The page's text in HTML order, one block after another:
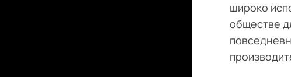
широко
обществе